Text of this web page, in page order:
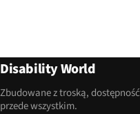
Disability World
Zbudowane z troską, dostępność
przede wszystkim.